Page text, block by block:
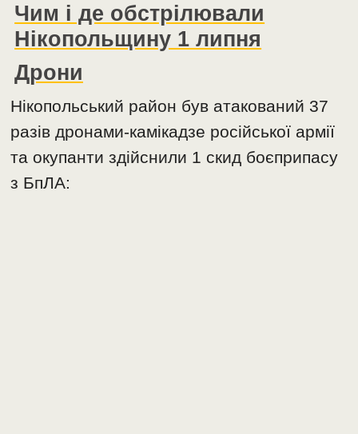
Чим і де обстрілювали
Нікопольщину 1 липня
Дрони
Нікопольський район був атакований 37
разів дронами-камікадзе російської армії
та окупанти здійснили 1 скид боєприпасу
з БпЛА: